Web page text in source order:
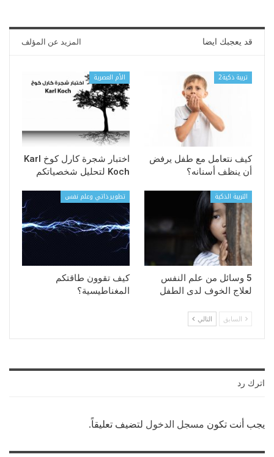
قد يعجبك ايضا المزيد عن المؤلف
تربية ذكية2
كيف نتعامل مع طفل يرفض
أن ينظف أسنانه؟
الأم العصرية
اختبار شجرة كارل كوخ Karl
Koch لتحليل شخصياتكم
التربية الذكية
5 وسائل من علم النفس
لعلاج الخوف لدى الطفل
تطوير ذاتي وعلم نفس
كيف تقوون طاقتكم
المغناطيسية؟
السابق التالي
اترك رد
يجب أنت تكون مسجل الدخول لتضيف تعليقاً.